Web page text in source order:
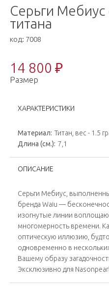
Серьги Мебиус
титана
код: 7008
14 800 ₽
Размер
ХАРАКТЕРИСТИКИ
Материал: Титан, вес - 1.5
Длина (см.): 7,1
ОПИСАНИЕ
Серьги Мебиус,
бренда Waiu —
изогнутые линии
многомерность времени.
оптическую иллюзию,
одновременно в
Вашему образу
Эксклюзивно для